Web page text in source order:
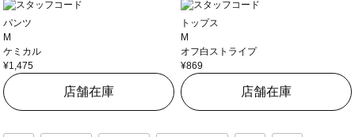
パンツ
M
ケミカル
¥1,475
店舗在庫
トップス
M
オフ白ストライプ
¥869
店舗在庫